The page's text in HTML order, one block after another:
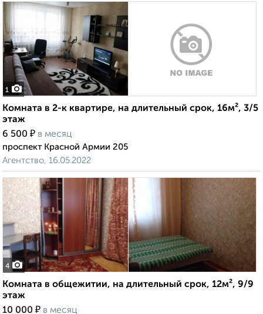
1
Комната в 2-к квартире, на длительный срок, 16м², 3/5
этаж
6 500 ₽ в месяц
проспект Красной Армии 205
Агентство, 16.05.2022
4
Комната в общежитии, на длительный срок, 12м², 9/9
этаж
10 000 ₽ в месяц